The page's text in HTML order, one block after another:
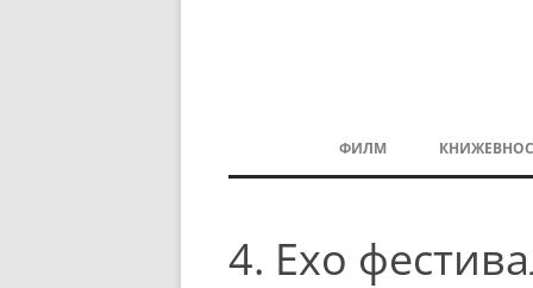
ФИЛМ
4. Ехо